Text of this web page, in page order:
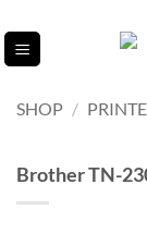
til
indhold
SHOP /
Brother TN-